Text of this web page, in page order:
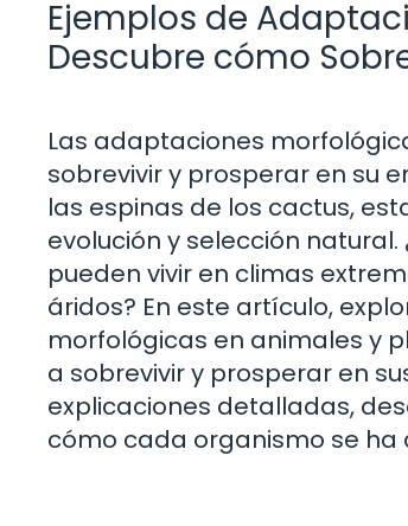
Ejemplos de
Descubre cómo
Las adaptaciones
sobrevivir y prosperar en su
las espinas de los cactus,
evolución y selección
pueden vivir en climas
áridos? En este artículo,
morfológicas en animales y
a sobrevivir y prosperar en
explicaciones detalladas,
cómo cada organismo se